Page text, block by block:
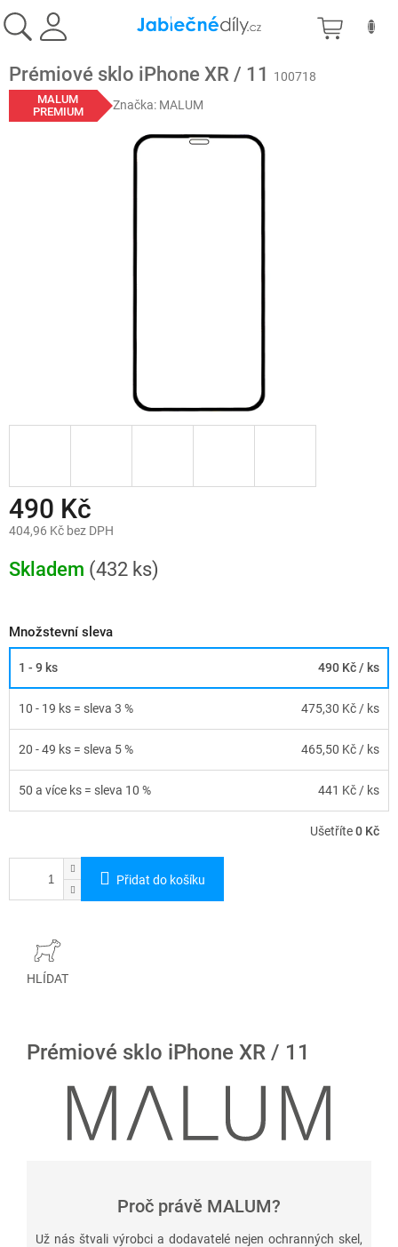
na
obsah
Prémiové sklo iPhone XR / 11 100718
MALUM
PREMIUM
Značka: MALUM
490 Kč
404,96 Kč bez DPH
cena:
Skladem (432 ks)
Množstevní sleva
1 - 9 ks 490 Kč/ ks
10 - 19 ks = sleva 3 % 475,30 Kč/ ks
20 - 49 ks = sleva 5 % 465,50 Kč/ ks
50 a více ks = sleva 10 % 441 Kč/ ks
Ušetříte0 Kč
Přidat do košíku
HLÍDAT
Prémiové sklo iPhone XR / 11
Proč právě MALUM?
Už nás štvali výrobci a dodavatelé nejen ochranných skel,